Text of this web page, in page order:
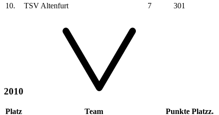
10.
TSV Altenfurt 7 301
2010
Platz Team Punkte Platzz.